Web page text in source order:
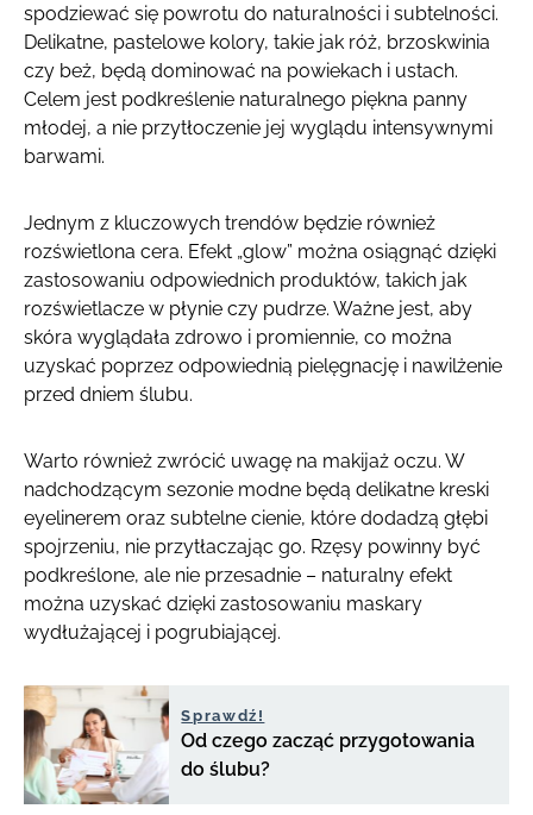
spodziewać się powrotu do naturalności i subtelności.
Delikatne, pastelowe kolory, takie jak róż, brzoskwinia
czy beż, będą dominować na powiekach i ustach.
Celem jest podkreślenie naturalnego piękna panny
młodej, a nie przytłoczenie jej wyglądu intensywnymi
barwami.
Jednym z kluczowych trendów będzie również
rozświetlona cera. Efekt „glow” można osiągnąć dzięki
zastosowaniu odpowiednich produktów, takich jak
rozświetlacze w płynie czy pudrze. Ważne jest, aby
skóra wyglądała zdrowo i promiennie, co można
uzyskać poprzez odpowiednią pielęgnację i nawilżenie
przed dniem ślubu.
Warto również zwrócić uwagę na makijaż oczu. W
nadchodzącym sezonie modne będą delikatne kreski
eyelinerem oraz subtelne cienie, które dodadzą głębi
spojrzeniu, nie przytłaczając go. Rzęsy powinny być
podkreślone, ale nie przesadnie – naturalny efekt
można uzyskać dzięki zastosowaniu maskary
wydłużającej i pogrubiającej.
Sprawdź!
Od czego zacząć przygotowania
do ślubu?